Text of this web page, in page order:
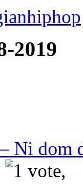
2019
Ni dom